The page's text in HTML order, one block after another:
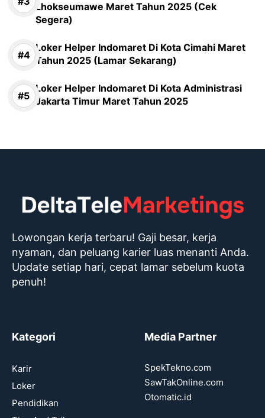
Lhokseumawe Maret Tahun 2025 (Cek
Segera)
Loker Helper Indomaret Di Kota Cimahi Maret
Tahun 2025 (Lamar Sekarang)
Loker Helper Indomaret Di Kota Administrasi
Jakarta Timur Maret Tahun 2025
Lowongan kerja terbaru! Gaji besar, kerja
nyaman, dan peluang karier luas menanti Anda.
Update setiap hari, cepat lamar sebelum kuota
penuh!
Kategori
Karir
Loker
Pendidikan
Media Partner
SpekTekno.com
SawTakOnline.com
Otomatic.id